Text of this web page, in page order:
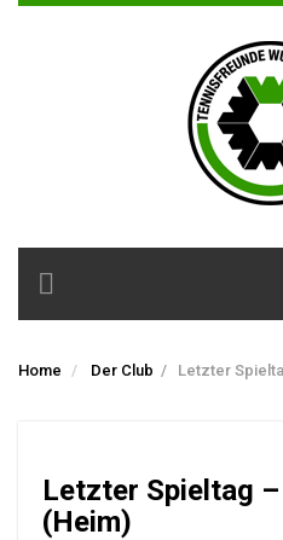
Toggle
navigation
Home Der Club / Letzter
Letzter Spieltag
(Heim)